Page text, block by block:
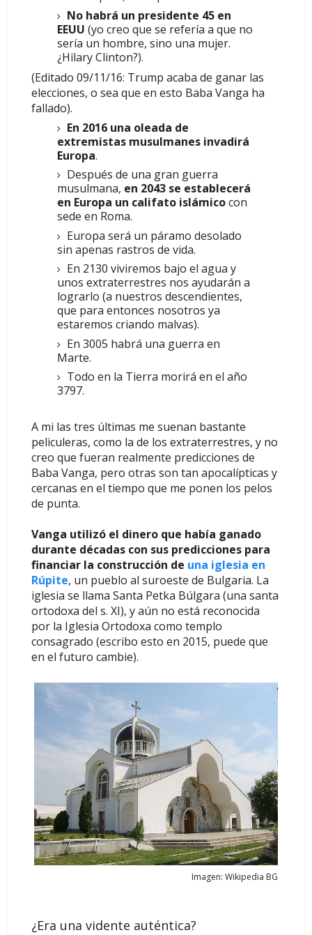
No habrá un presidente 45 en
EEUU(yo creo que se refería a que no
sería un hombre, sino una mujer.
¿Hilary Clinton?).
(Editado 09/11/16: Trump acaba de ganar las
elecciones, o sea que en esto Baba Vanga ha
fallado).
En 2016 una oleada de
extremistas musulmanes invadirá
Europa.
Después de una gran guerra
musulmana, en 2043 se establecerá
en Europa un califato islámicocon
sede en Roma.
Europa será un páramo desolado
sin apenas rastros de vida.
En 2130 viviremos bajo el agua y
unos extraterrestres nos ayudarán a
lograrlo (a nuestros descendientes,
que para entonces nosotros ya
estaremos criando malvas).
En 3005 habrá una guerra en
Marte.
Todo en la Tierra morirá en el año
3797.
A mi las tres últimas me suenan bastante
peliculeras, como la de los extraterrestres, y no
creo que fueran realmente predicciones de
Baba Vanga, pero otras son tan apocalípticas y
cercanas en el tiempo que me ponen los pelos
de punta.
Vanga utilizó el dinero que había ganado
durante décadas con sus predicciones para
financiar la construcción de una iglesia en
Rúpite, un pueblo al suroeste de Bulgaria. La
iglesia se llama Santa Petka Búlgara (una santa
ortodoxa del s. XI), y aún no está reconocida
por la Iglesia Ortodoxa como templo
consagrado (escribo esto en 2015, puede que
en el futuro cambie).
Imagen: Wikipedia BG
¿Era una vidente auténtica?